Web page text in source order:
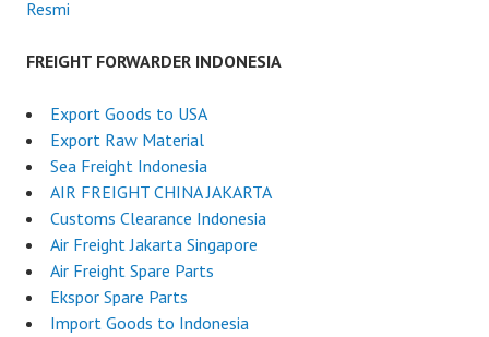
Resmi
FREIGHT FORWARDER INDONESIA
Export Goods to USA
Export Raw Material
Sea Freight Indonesia
AIR FREIGHT CHINA JAKARTA
Customs Clearance Indonesia
Air Freight Jakarta Singapore
Air Freight Spare Parts
Ekspor Spare Parts
Import Goods to Indonesia